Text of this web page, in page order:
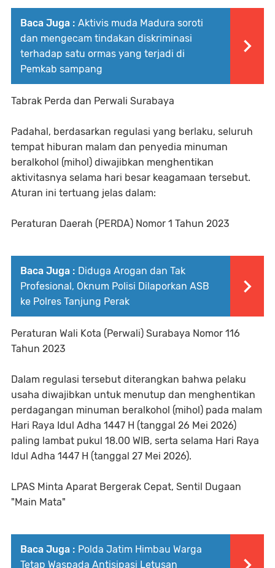
Baca Juga : Aktivis muda Madura soroti
dan mengecam tindakan diskriminasi
terhadap satu ormas yang terjadi di
Pemkab sampang
Tabrak Perda dan Perwali Surabaya
Padahal, berdasarkan regulasi yang berlaku, seluruh
tempat hiburan malam dan penyedia minuman
beralkohol (mihol) diwajibkan menghentikan
aktivitasnya selama hari besar keagamaan tersebut.
Aturan ini tertuang jelas dalam:
Peraturan Daerah (PERDA) Nomor 1 Tahun 2023
Baca Juga : Diduga Arogan dan Tak
Profesional, Oknum Polisi Dilaporkan ASB
ke Polres Tanjung Perak
Peraturan Wali Kota (Perwali) Surabaya Nomor 116
Tahun 2023
Dalam regulasi tersebut diterangkan bahwa pelaku
usaha diwajibkan untuk menutup dan menghentikan
perdagangan minuman beralkohol (mihol) pada malam
Hari Raya Idul Adha 1447 H (tanggal 26 Mei 2026)
paling lambat pukul 18.00 WIB, serta selama Hari Raya
Idul Adha 1447 H (tanggal 27 Mei 2026).
LPAS Minta Aparat Bergerak Cepat, Sentil Dugaan
"Main Mata"
Baca Juga : Polda Jatim Himbau Warga
Tetap Waspada Antisipasi Letusan